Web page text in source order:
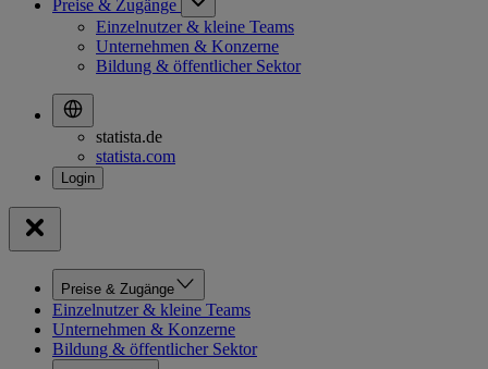
Preise & Zugänge
Einzelnutzer & kleine Teams
Unternehmen & Konzerne
Bildung & öffentlicher Sektor
statista.de
statista.com
Preise & Zugänge
Einzelnutzer & kleine Teams
Unternehmen & Konzerne
Bildung & öffentlicher Sektor